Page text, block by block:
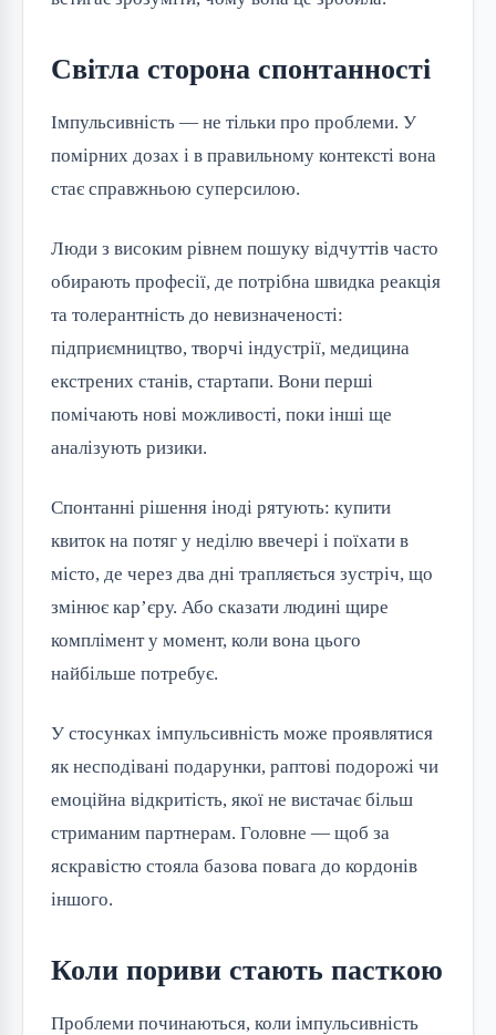
Світла сторона спонтанності
Імпульсивність — не тільки про проблеми. У
помірних дозах і в правильному контексті вона
стає справжньою суперсилою.
Люди з високим рівнем пошуку відчуттів часто
обирають професії, де потрібна швидка реакція
та толерантність до невизначеності:
підприємництво, творчі індустрії, медицина
екстрених станів, стартапи. Вони перші
помічають нові можливості, поки інші ще
аналізують ризики.
Спонтанні рішення іноді рятують: купити
квиток на потяг у неділю ввечері і поїхати в
місто, де через два дні трапляється зустріч, що
змінює кар’єру. Або сказати людині щире
комплімент у момент, коли вона цього
найбільше потребує.
У стосунках імпульсивність може проявлятися
як несподівані подарунки, раптові подорожі чи
емоційна відкритість, якої не вистачає більш
стриманим партнерам. Головне — щоб за
яскравістю стояла базова повага до кордонів
іншого.
Коли пориви стають пасткою
Проблеми починаються, коли імпульсивність